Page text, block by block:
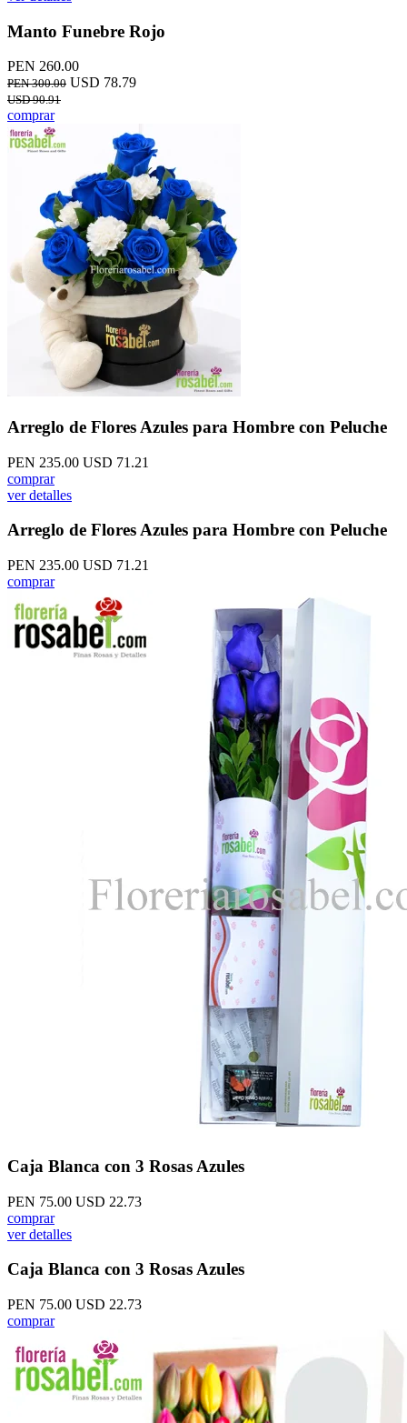
Manto Funebre Rojo
PEN 260.00
PEN 300.00 USD 78.79
USD 90.91
comprar
Arreglo de Flores Azules para Hombre con Peluche
PEN 235.00 USD 71.21
comprar
ver detalles
Arreglo de Flores Azules para Hombre con Peluche
PEN 235.00 USD 71.21
comprar
Caja Blanca con 3 Rosas Azules
PEN 75.00 USD 22.73
comprar
ver detalles
Caja Blanca con 3 Rosas Azules
PEN 75.00 USD 22.73
comprar